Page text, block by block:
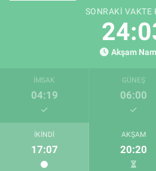
SONRAKI VAKTE
Akşam
İMSAK
04:19
GÜNEŞ
06:00
İKINDI
17:07
AKŞAM
20:20